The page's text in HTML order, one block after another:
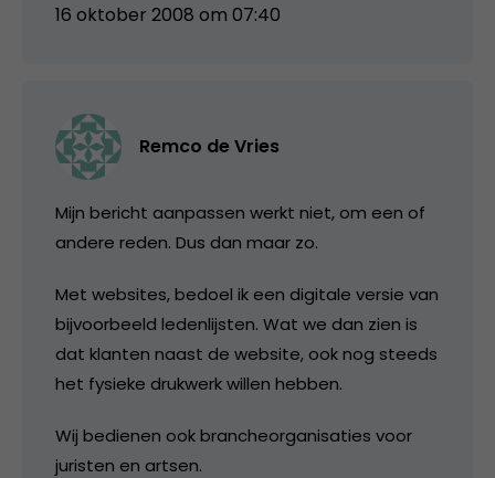
16 oktober 2008 om 07:40
Remco de Vries
Mijn bericht aanpassen werkt niet, om een of
andere reden. Dus dan maar zo.
Met websites, bedoel ik een digitale versie van
bijvoorbeeld ledenlijsten. Wat we dan zien is
dat klanten naast de website, ook nog steeds
het fysieke drukwerk willen hebben.
Wij bedienen ook brancheorganisaties voor
juristen en artsen.